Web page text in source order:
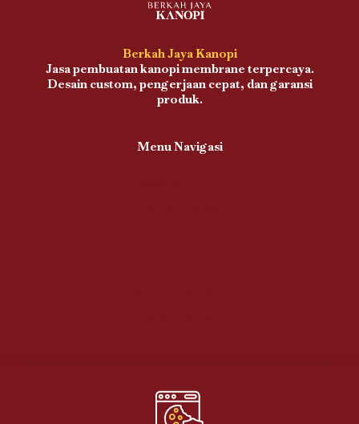
Berkah Jaya Kanopi
Jasa pembuatan kanopi membrane terpercaya.
Desain custom, pengerjaan cepat, dan garansi
produk.
Menu Navigasi